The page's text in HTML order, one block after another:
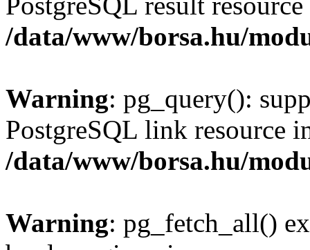
/data/www/borsa.hu/
Warning: pg_query():
PostgreSQL link resource
/data/www/borsa.hu/
Warning: pg_fetch_all()